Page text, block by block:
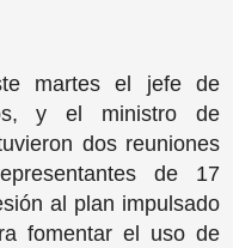
martes el jefe de
y el ministro de
dos reuniones
de 17
al plan impulsado
fomentar el uso de